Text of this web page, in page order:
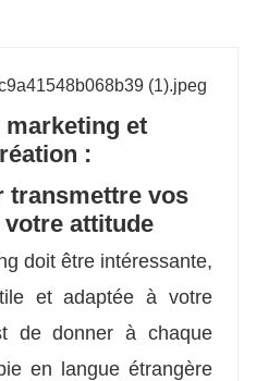
et
:
transmettre vos
attitude
doit être intéressante,
et adaptée à votre
de donner à chaque
en langue étrangère